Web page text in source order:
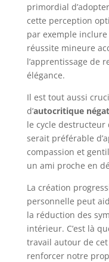
primordial
cette perception
par exemple
réussite mineure
l’apprentissage de
élégance.
Il est tout aussi
d’autocritique
le cycle
serait préférable
compassion et
un ami proche en
La création
personnelle peut
la réduction des
intérieur. C’est là
travail autour de
renforcer notre